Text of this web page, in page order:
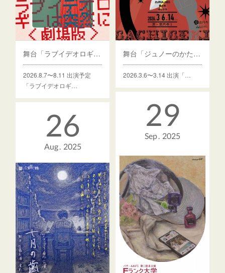
舞台「ラブイデオロギーは突然に〈劇場版〉」
2026.8.7〜8.11 出演予定
「ラブイデオロギ…
舞台「ジュノーのかたつむり」
2026.3.6〜3.14 出演「…
29
Sep 2025
26
Aug 2025